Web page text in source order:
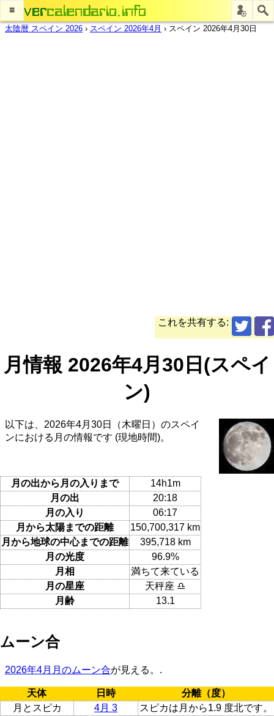
≡
太陰暦 スペイン 2026 › スペイン 2026年4月 › スペイン 2026年4月30日
これを共有する:
月情報 2026年4月30日(スペイ
ン)
以下は、2026年4月30日（木曜日）のスペイ
ンにおける月の情報です (現地時間)。
月の出から月の入りまで
14h1m
月の出
20:18
月の入り
06:17
月から太陽までの距離
150,700,317 km
月から地球の中心までの距離
395,718 km
月の光度
96.9%
月相
満ちて来ている
月の星座
天秤座 ♎
月齢
13.1
ムーン合
2026年4月月のムーン合が見える。.
天体 日時
分離（度）
月とスピカ
4月 3
スピカは月から1.9 度北です。